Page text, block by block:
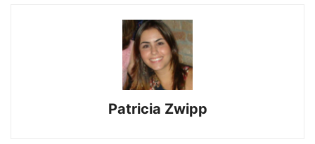
Patricia Zwipp